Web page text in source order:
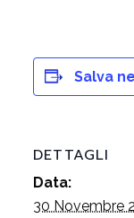
Salva
DETTAGLI
Data:
30 Novembre